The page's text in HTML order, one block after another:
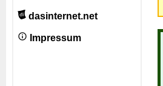
dasinternet.net
Impressum